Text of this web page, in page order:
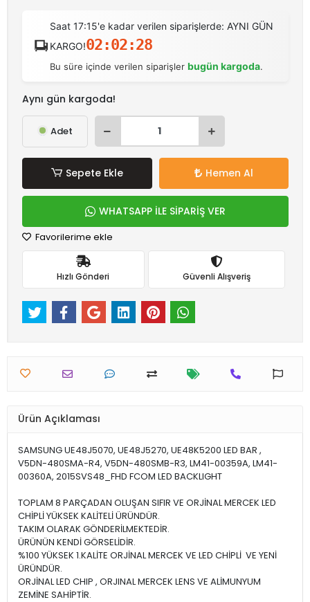
Saat 17:15'e kadar verilen siparişlerde: AYNI GÜN
KARGO!02:02:27
Bu süre içinde verilen siparişlerbugün kargoda.
Aynı gün kargoda!
Adet
Sepete Ekle Hemen Al
WHATSAPP İLE SİPARİŞ VER
Favorilerime ekle
Hızlı Gönderi Güvenli Alışveriş
Ürün Açıklaması
SAMSUNG UE48J5070, UE48J5270, UE48K5200 LED BAR ,
V5DN-480SMA-R4, V5DN-480SMB-R3, LM41-00359A, LM41-
00360A, 2015SVS48_FHD FCOM LED BACKLIGHT
TOPLAM 8 PARÇADAN OLUŞAN SIFIR VE ORJİNAL MERCEK LED
CHİPLİ YÜKSEK KALİTELİ ÜRÜNDÜR.
TAKIM OLARAK GÖNDERİLMEKTEDİR.
ÜRÜNÜN KENDİ GÖRSELİDİR.
%100 YÜKSEK 1.KALİTE ORJİNAL MERCEK VE LED CHİPLİ VE YENİ
ÜRÜNDÜR.
ORJİNAL LED CHIP , ORJINAL MERCEK LENS VE ALİMUNYUM
ZEMİNE SAHİPTİR.